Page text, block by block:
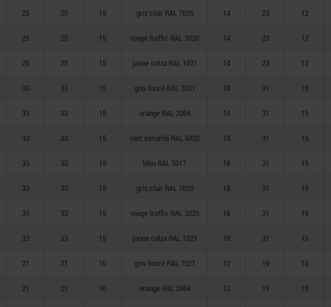
25 25 15 gris clair RAL 7035 14 23 12
25 25 15 rouge traffic RAL 3020 14 23 12
25 25 15 jaune colza RAL 1021 14 23 12
33 33 15 gris foncé RAL 7021 18 31 15
33 33 15 orange RAL 2004 18 31 15
33 33 15 vert sécurité RAL 6032 18 31 15
33 33 15 bleu RAL 5017 18 31 15
33 33 15 gris clair RAL 7035 18 31 15
33 33 15 rouge traffic RAL 3020 18 31 15
33 33 15 jaune colza RAL 1021 18 31 15
21 21 10 gris foncé RAL 7021 12 19 10
21 21 10 orange RAL 2004 12 19 10